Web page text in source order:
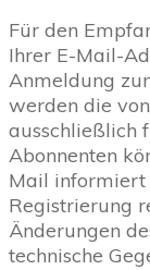
Für den
Ihrer E-Mail-
Anmeldung
werden die
ausschließlich
Abonnenten
Mail informiert
Registrierung
Änderungen
technische